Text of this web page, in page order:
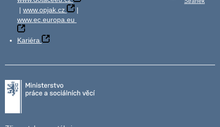
| www.opjak.cz
|
www.ec.europa.eu
Kariéra